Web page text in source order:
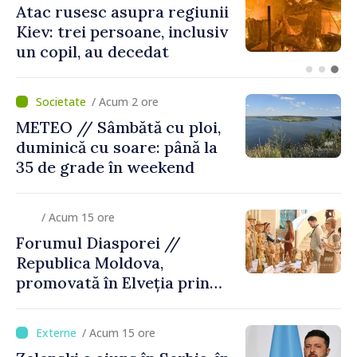
Joseph Burkhalter,
confirmat de Senatul SUA în
calitate de viitor ambasador
/ Acum 2 ore
METEO // Sâmbătă cu ploi,
duminică cu soare: până la
35 de grade în weekend
/ Acum 15 ore
Forumul Diasporei //
Republica Moldova,
promovată în Elveția prin
exporturi
/ Acum 15 ore